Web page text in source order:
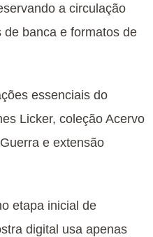
a circulação
banca e formatos de
essenciais do
Licker, coleção Acervo
e extensão
etapa inicial de
digital usa apenas